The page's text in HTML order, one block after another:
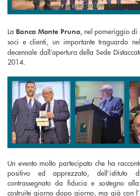
La Banca Monte Pruno, nel pomeriggio di
soci e clienti, un importante traguardo
decennale dall’apertura della Sede
2014.
Un evento molto partecipato che ha
positivo ed apprezzato, dell’istituto
contrassegnato da fiducia e sostegno
costruite giorno dopo giorno, ma già con